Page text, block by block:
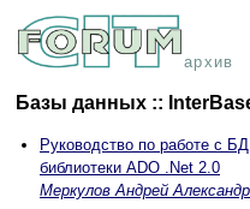
архив
Базы данных ::
Руководство по работе с
библиотеки ADO .Net 2.0
Меркулов Андрей